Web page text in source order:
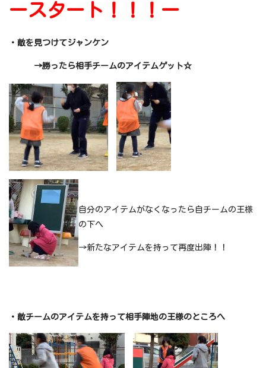
ースタート！！！ー
・敵を見つけてジャンケン
→勝ったら相手チームのアイテムゲット☆
自分のアイテムがなくなったら自チームの王様
の下へ
→新たなアイテムを持って再度出陣！！
・敵チームのアイテムを持って相手陣地の王様のところへ